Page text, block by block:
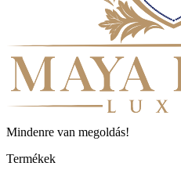
Mindenre van megoldás!
Termékek